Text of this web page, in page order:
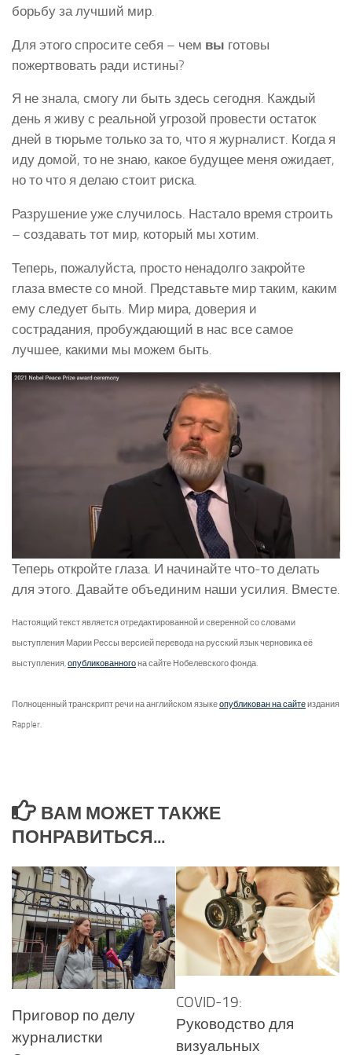
борьбу за лучший мир.
Для этого спросите себя – чем вы готовы
пожертвовать ради истины?
Я не знала, смогу ли быть здесь сегодня. Каждый
день я живу с реальной угрозой провести остаток
дней в тюрьме только за то, что я журналист. Когда я
иду домой, то не знаю, какое будущее меня ожидает,
но то что я делаю стоит риска.
Разрушение уже случилось. Настало время строить
– создавать тот мир, который мы хотим.
Теперь, пожалуйста, просто ненадолго закройте
глаза вместе со мной. Представьте мир таким, каким
ему следует быть. Мир мира, доверия и
сострадания, пробуждающий в нас все самое
лучшее, какими мы можем быть.
Теперь откройте глаза. И начинайте что-то делать
для этого. Давайте объединим наши усилия. Вместе.
Настоящий текст является отредактированной и сверенной со словами
выступления Марии Рессы версией перевода на русский язык черновика её
выступления,опубликованногона сайте Нобелевского фонда.
Полноценный транскрипт речи на английском языкеопубликован на сайтеиздания
Rappler.
ВАМ МОЖЕТ ТАКЖЕ
ПОНРАВИТЬСЯ...
Приговор по делу
журналистки
COVID-19:
Руководство для
визуальных